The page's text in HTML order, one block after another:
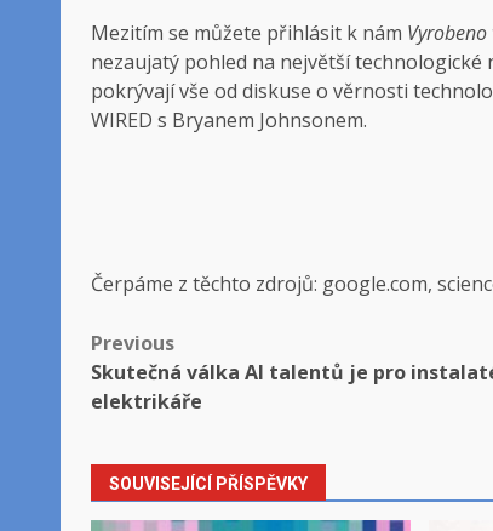
Mezitím se můžete přihlásit k nám Vyrobeno
nezaujatý pohled na největší technologické
pokrývají vše od diskuse o věrnosti
WIRED s Bryanem Johnsonem.
Čerpáme z těchto zdrojů: google.com,
Post
navigation
Previous
Skutečná válka AI talentů je pro
elektrikáře
SOUVISEJÍCÍ PŘÍSPĚVKY